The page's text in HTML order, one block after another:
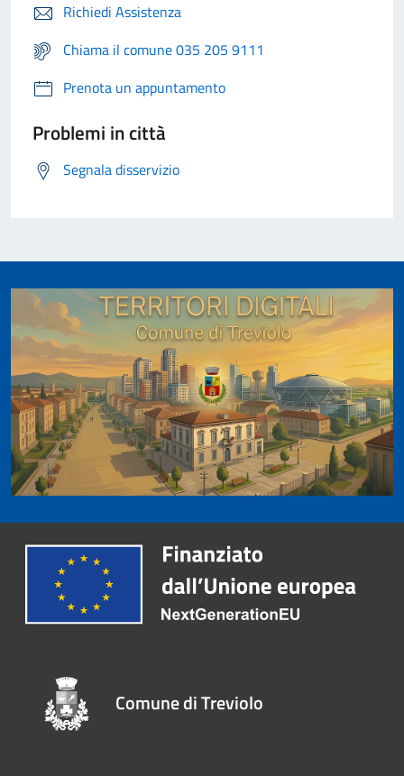
Richiedi Assistenza
Chiama il comune 035 205 9111
Prenota un appuntamento
Problemi in città
Segnala disservizio
Comune di Treviolo